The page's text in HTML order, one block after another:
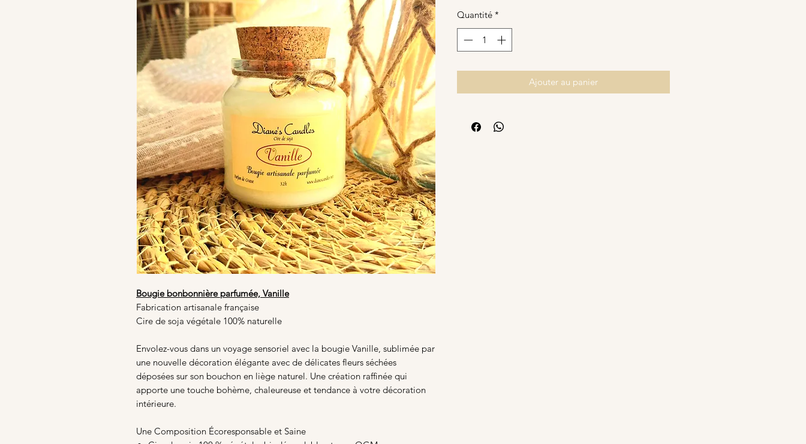
Bougie bonbonnière parfumée, Vanille
Fabrication artisanale française
Cire de soja végétale 100% naturelle
Envolez-vous dans un voyage sensoriel avec la bougie Vanille, sublimée par
une nouvelle décoration élégante avec de délicates fleurs séchées
déposées sur son bouchon en liège naturel. Une création raffinée qui
apporte une touche bohème, chaleureuse et tendance à votre décoration
intérieure.
Une Composition Écoresponsable et Saine
Quantité *
Ajouter au panier